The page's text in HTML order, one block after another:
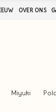
OVER ONS
Miyuki